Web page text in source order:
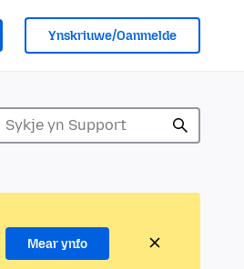
Ynskriuwe/Oanmelde
Mear ynfo